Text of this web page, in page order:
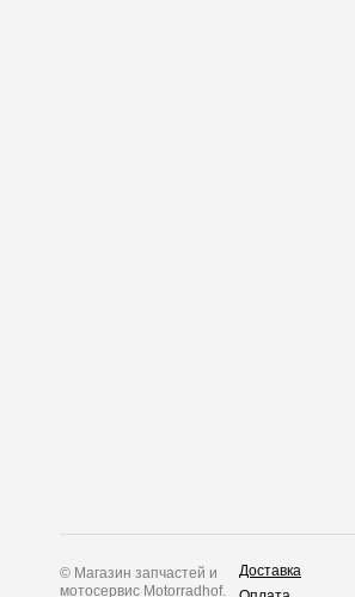
© Магазин запчастей и
мотосервис Motorradhof.
Доставка